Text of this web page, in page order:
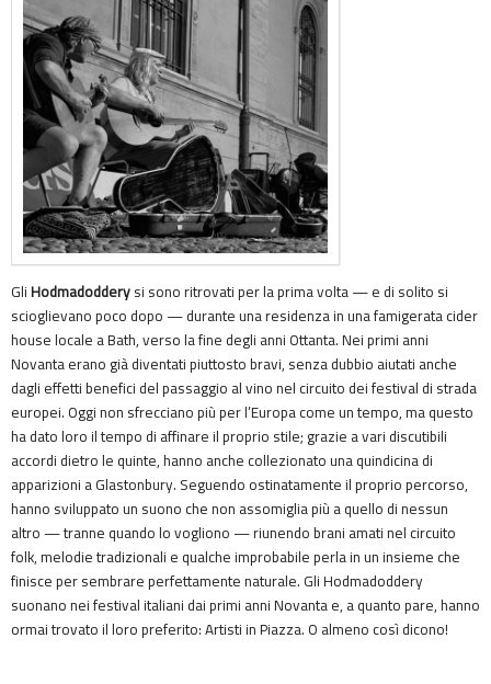
Gli Hodmadoddery si sono ritrovati per la prima volta — e di solito si
scioglievano poco dopo — durante una residenza in una famigerata cider
house locale a Bath, verso la fine degli anni Ottanta. Nei primi anni
Novanta erano già diventati piuttosto bravi, senza dubbio aiutati anche
dagli effetti benefici del passaggio al vino nel circuito dei festival di strada
europei. Oggi non sfrecciano più per l’Europa come un tempo, ma questo
ha dato loro il tempo di affinare il proprio stile; grazie a vari discutibili
accordi dietro le quinte, hanno anche collezionato una quindicina di
apparizioni a Glastonbury. Seguendo ostinatamente il proprio percorso,
hanno sviluppato un suono che non assomiglia più a quello di nessun
altro — tranne quando lo vogliono — riunendo brani amati nel circuito
folk, melodie tradizionali e qualche improbabile perla in un insieme che
finisce per sembrare perfettamente naturale. Gli Hodmadoddery
suonano nei festival italiani dai primi anni Novanta e, a quanto pare, hanno
ormai trovato il loro preferito: Artisti in Piazza. O almeno così dicono!